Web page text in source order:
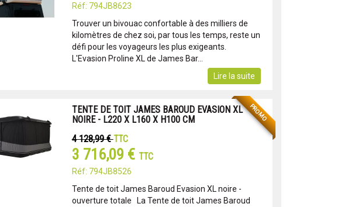
Réf: 794JB8623
Trouver un bivouac confortable à des milliers de
kilomètres de chez soi, par tous les temps, reste un
défi pour les voyageurs les plus exigeants.
L'Evasion Proline XL de James Bar...
Lire la suite
PROMO
TENTE DE TOIT JAMES BAROUD EVASION XL
NOIRE - L220 X L160 X H100 CM
4 128,99 €TTC
3 716,09 € TTC
Réf: 794JB8526
Tente de toit James Baroud Evasion XL noire -
ouverture totale La Tente de toit James Baroud